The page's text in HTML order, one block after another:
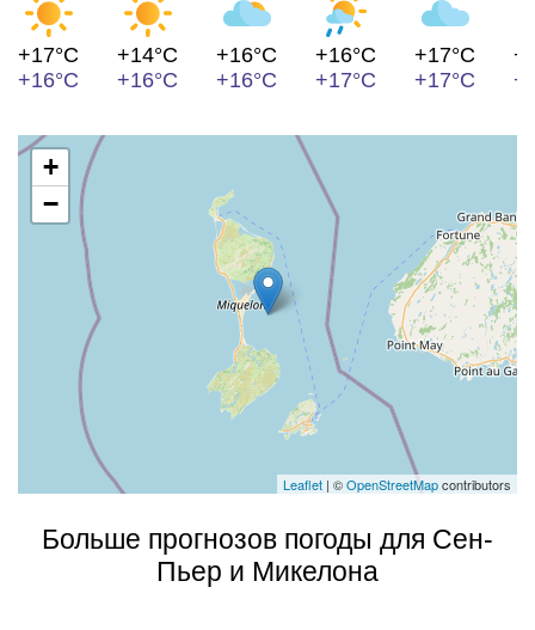
+17°C
+16°C
+14°C
+16°C
+16°C
+16°C
+16°C
+17°C
+17°C
+17°C
+
−
Leaflet | ©OpenStreetMapcontributors
Больше прогнозов погоды для Сен-
Пьер и Микелона